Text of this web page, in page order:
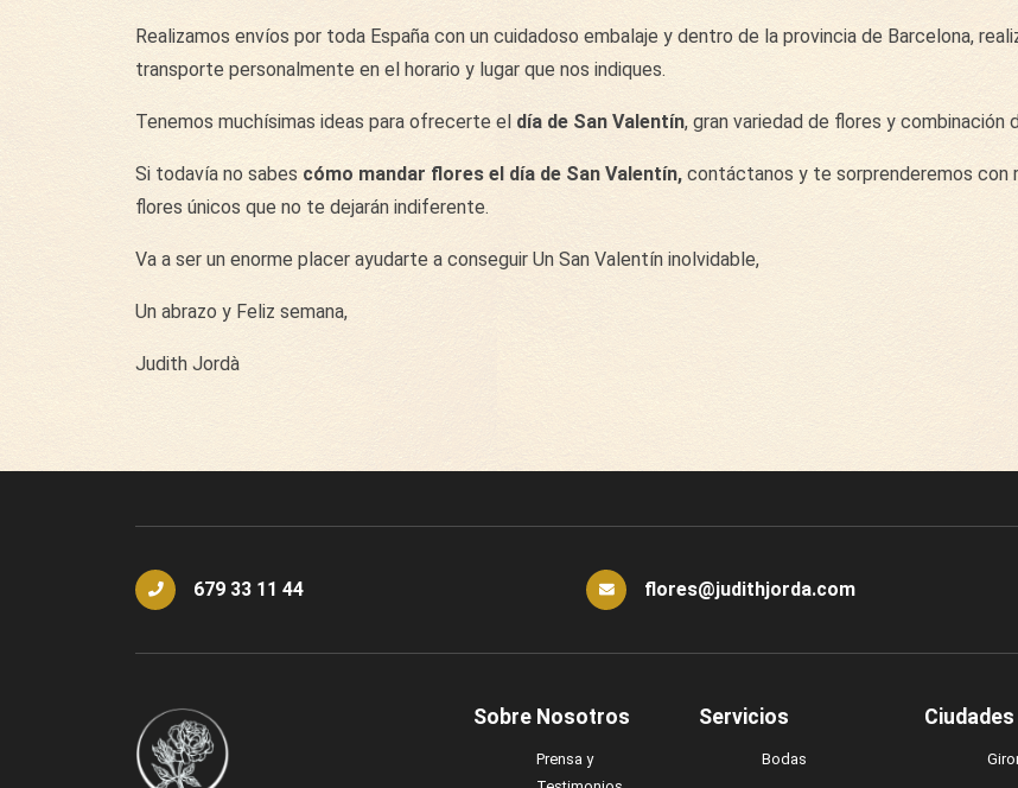
Realizamos envíos por toda España con un cuidadoso embalaje y dentro de la provincia de Barcelona,
transporte personalmente en el horario y lugar que nos indiques.
Tenemos muchísimas ideas para ofrecerte el día de San Valentín, gran variedad de flores y combinación
Si todavía no sabes cómo mandar flores el día de San Valentín, contáctanos y te sorprenderemos con
flores únicos que no te dejarán indiferente.
Va a ser un enorme placer ayudarte a conseguir Un San Valentín inolvidable,
Un abrazo y Feliz semana,
Judith Jordà
679 33 11 44 flores@judithjorda.com
Sobre Nosotros
Prensa y
Servicios
Bodas
Ciudades